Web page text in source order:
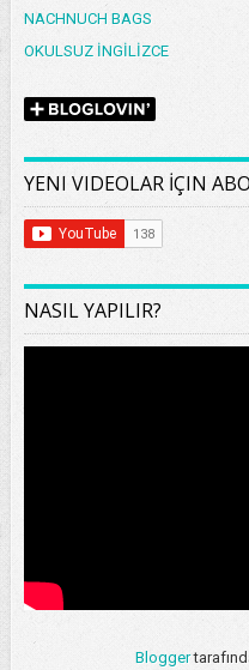
NACHNUCH BAGS
OKULSUZ İNGİLİZCE
YENI VIDEOLAR İÇIN
NASIL YAPILIR?
Blogger